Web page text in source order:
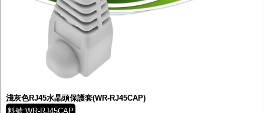
淺灰色RJ45水晶頭保護套(WR-RJ45CAP)
料號:WR-RJ45CAP